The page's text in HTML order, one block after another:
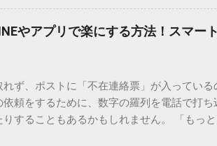
もう難しい漢字の入力で手を止める必要
も、なぜ普通の変換で出てこない漢字があ
日本のパソコンで一般的に使われる漢字
で整理されています。しかし、人名や地名
や「JISコード」といった 文字コード です
れています。変換候補に出ない文字でも
2. Windows標準機能！文字コードで漢字
やアプリで楽にする方法！スマー
ず、ポストに「不在連絡票」が入ってい
頼をするために、数字の羅列を電話で打
することもあるかもしれません。 「もっ